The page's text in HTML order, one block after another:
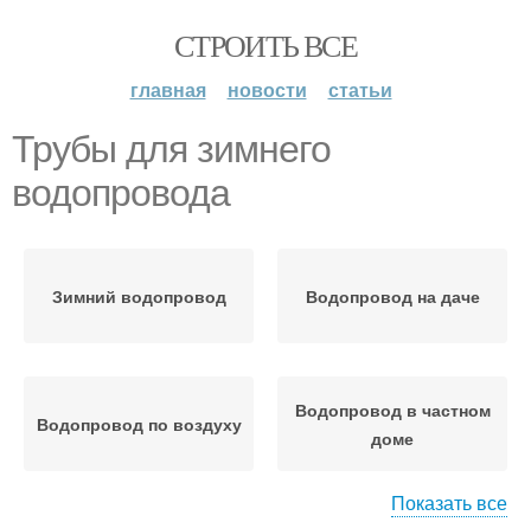
СТРОИТЬ ВСЕ
главная новости статьи
Трубы для зимнего
водопровода
Зимний водопровод Водопровод на даче
Водопровод по воздуху
Водопровод в частном
доме
Показать все